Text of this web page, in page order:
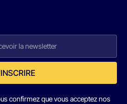
confirmez que vous acceptez nos